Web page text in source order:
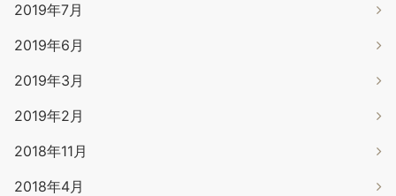
2019年7月
2019年6月
2019年3月
2019年2月
2018年11月
2018年4月